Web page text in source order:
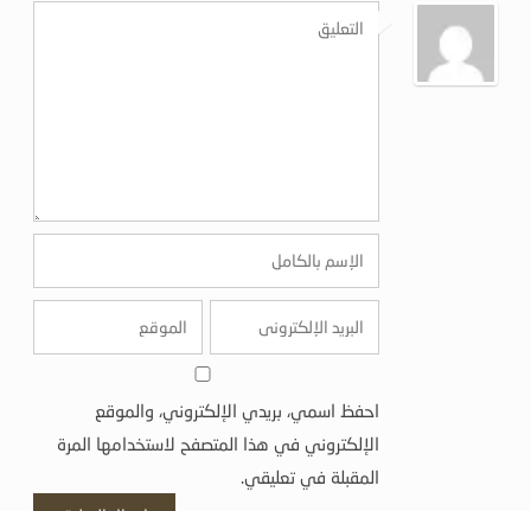
احفظ اسمي، بريدي الإلكتروني، والموقع
الإلكتروني في هذا المتصفح لاستخدامها المرة
المقبلة في تعليقي.